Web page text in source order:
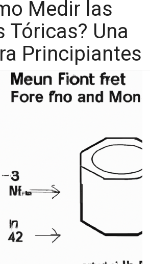
Medir las
Tóricas? Una
Principiantes